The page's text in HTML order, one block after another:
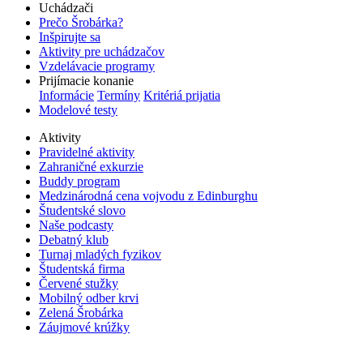
Uchádzači
Prečo Šrobárka?
Inšpirujte sa
Aktivity pre uchádzačov
Vzdelávacie programy
Prijímacie konanie
Informácie Termíny Kritériá prijatia
Modelové testy
Aktivity
Pravidelné aktivity
Zahraničné exkurzie
Buddy program
Medzinárodná cena vojvodu z Edinburghu
Študentské slovo
Naše podcasty
Debatný klub
Turnaj mladých fyzikov
Študentská firma
Červené stužky
Mobilný odber krvi
Zelená Šrobárka
Záujmové krúžky